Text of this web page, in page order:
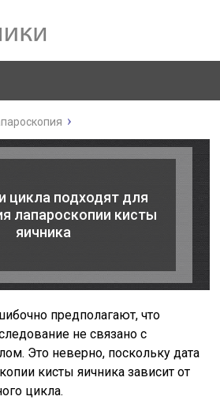
цикла подходят для
лапароскопии кисты
яичника
предполагают, что
не связано с
Это неверно, поскольку дата
кисты яичника зависит от
цикла.